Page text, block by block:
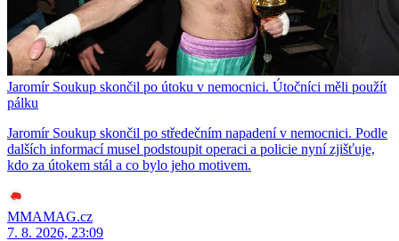
Jaromír Soukup skončil po útoku v nemocnici. Útočníci měli použít
pálku
Jaromír Soukup skončil po středečním napadení v nemocnici. Podle
dalších informací musel podstoupit operaci a policie nyní zjišťuje,
kdo za útokem stál a co bylo jeho motivem.
MMAMAG.cz
7. 8. 2026, 23:09